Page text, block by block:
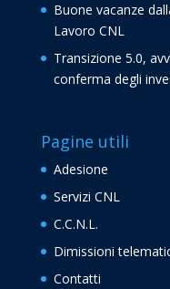
Buone vacanze
Lavoro CNL
Transizione 5.0,
conferma degli
Pagine utili
Adesione
Servizi CNL
C.C.N.L.
Dimissioni
Contatti